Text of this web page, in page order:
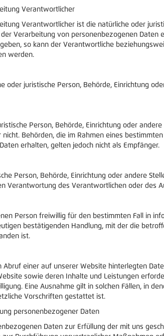
Verantwortlicher
Verantwortlicher ist die natürliche oder
Verarbeitung von personenbezogenen
so kann der Verantwortliche
werden.
oder juristische Person, Behörde, Einrichtung
Person, Behörde, Einrichtung oder
Behörden, die im Rahmen eines
erhalten, gelten jedoch nicht als Empfänger.
Person, Behörde, Einrichtung oder andere
Verantwortung des Verantwortlichen oder
Person freiwillig für den bestimmten Fall in
bestätigenden Handlung, mit der die
ist.
einer auf unserer Website hinterlegten
sowie deren Inhalte und Leistungen
Eine Ausnahme gilt in solchen Fällen, in
Vorschriften gestattet ist.
personenbezogener Daten
Daten zur Erfüllung der mit uns